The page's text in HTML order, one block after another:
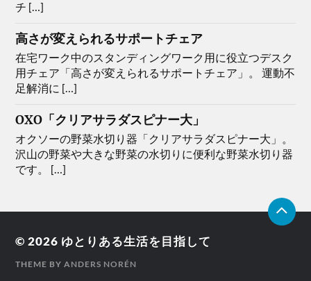
チ […]
高さが変えられるサポートチェア
在宅ワーク中のスタンディングワーク用に役立つデスク
用チェア「高さが変えられるサポートチェア」。 運動不
足解消に […]
OXO「クリアサラダスピナー大」
オクソーの野菜水切り器「クリアサラダスピナー大」。
沢山の野菜や大きな野菜の水切りに便利な野菜水切り器
です。 […]
© 2026 ゆとりある生活を目指して
THEME BYANDERS NORÉN